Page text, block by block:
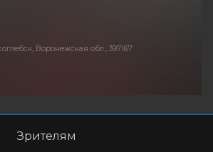
Воронежская обл., 397167
Зрителям